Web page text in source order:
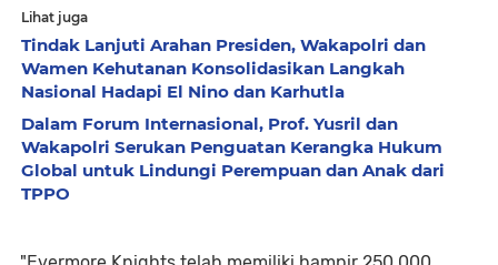
Lihat juga
Tindak Lanjuti Arahan Presiden, Wakapolri dan
Wamen Kehutanan Konsolidasikan Langkah
Nasional Hadapi El Nino dan Karhutla
Dalam Forum Internasional, Prof. Yusril dan
Wakapolri Serukan Penguatan Kerangka Hukum
Global untuk Lindungi Perempuan dan Anak dari
TPPO